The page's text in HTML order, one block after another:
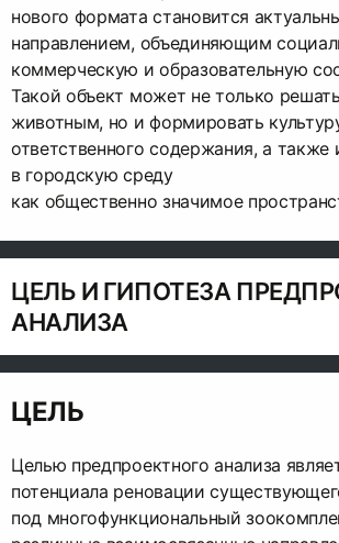
нового формата становится
направлением, объединяющим
коммерческую и образовательную
Такой объект может не только
животным, но и формировать
ответственного содержания, а также
в городскую среду
как общественно значимое
ЦЕЛЬ И ГИПОТЕЗА
АНАЛИЗА
ЦЕЛЬ
Целью предпроектного анализа
потенциала реновации
под многофункциональный